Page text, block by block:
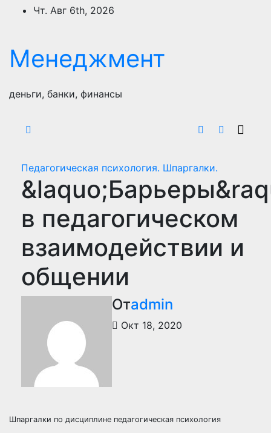
ПерейтиЧт. Авг 6th, 2026
Менеджмент
деньги, банки, финансы
Педагогическая психология. Шпаргалки.
в педагогическом
взаимодействии и
общении
Отadmin
Окт 18, 2020
Шпаргалки по дисциплине педагогическая психология